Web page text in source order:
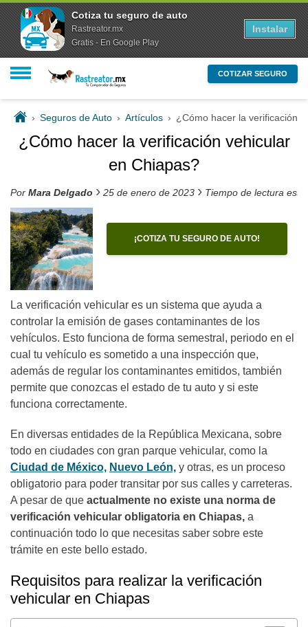
COTIZAR SEGURO
› Seguros de Auto › Artículos › ¿Cómo hacer la verificación
¿Cómo hacer la verificación vehicular
en Chiapas?
Por Mara Delgado › 25 de enero de 2023 › Tiempo de lectura
¡COTIZA TU SEGURO DE AUTO!
La verificación vehicular es un sistema que ayuda a
controlar la emisión de gases contaminantes de los
vehículos. Esto funciona de forma semestral, periodo en el
cual tu vehículo es sometido a una inspección que,
además de regular los contaminantes emitidos, también
permite que conozcas el estado de tu auto y si este
funciona correctamente.
En diversas entidades de la República Mexicana, sobre
todo en ciudades con gran parque vehicular, como la
Ciudad de México, Nuevo León, y otras, es un proceso
obligatorio para poder transitar por sus calles y carreteras.
A pesar de que actualmente no existe una norma de
verificación vehicular obligatoria en Chiapas, a
continuación todo lo que necesitas saber sobre este
trámite en este bello estado.
Requisitos para realizar la verificación
vehicular en Chiapas
Cotiza tu seguro de auto
Rastreator.mx
Gratis - En Google Play
Instalar